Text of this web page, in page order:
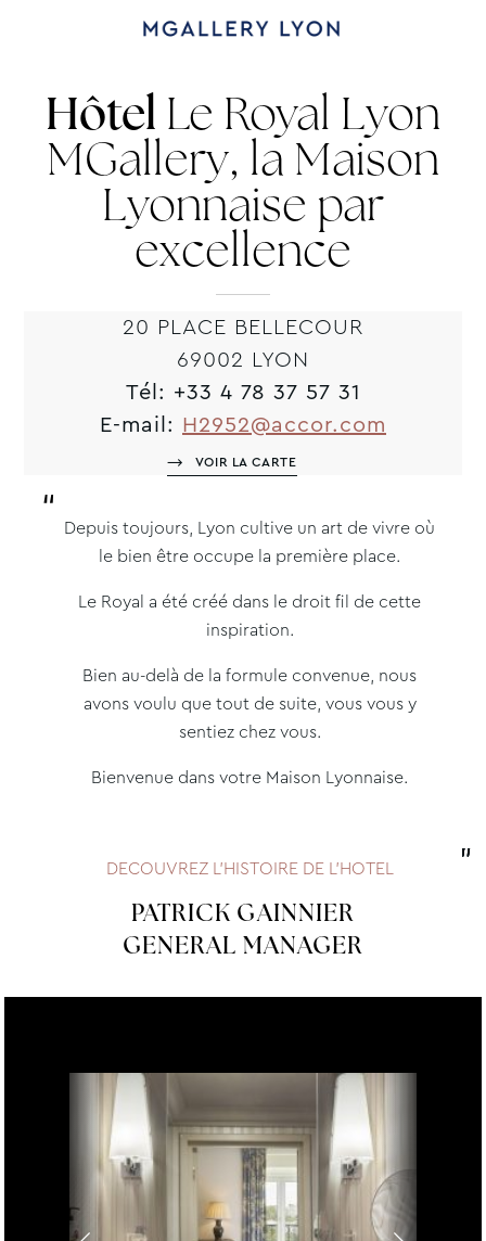
Hôtel Le Royal Lyon
MGallery, la Maison
Lyonnaise par
excellence
20 PLACE BELLECOUR
69002 LYON
Tél: +33 4 78 37 57 31
E-mail: H2952@accor.com
VOIR LA CARTE
Depuis toujours, Lyon cultive un art de vivre où
le bien être occupe la première place.
Le Royal a été créé dans le droit fil de cette
inspiration.
Bien au-delà de la formule convenue, nous
avons voulu que tout de suite, vous vous y
sentiez chez vous.
Bienvenue dans votre Maison Lyonnaise.
DECOUVREZ L’HISTOIRE DE L’HOTEL
PATRICK GAINNIER
GENERAL MANAGER